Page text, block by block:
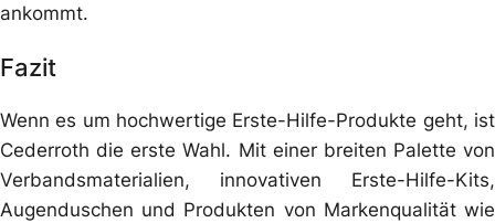
ankommt.
Fazit
Wenn es um hochwertige Erste-Hilfe-Produkte geht, ist
Cederroth die erste Wahl. Mit einer breiten Palette von
Verbandsmaterialien, innovativen Erste-Hilfe-Kits,
Augenduschen und Produkten von Markenqualität wie